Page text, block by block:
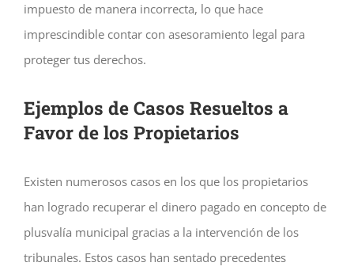
impuesto de manera incorrecta, lo que hace
imprescindible contar con asesoramiento legal para
proteger tus derechos.
Ejemplos de Casos Resueltos a
Favor de los Propietarios
Existen numerosos casos en los que los propietarios
han logrado recuperar el dinero pagado en concepto de
plusvalía municipal gracias a la intervención de los
tribunales. Estos casos han sentado precedentes